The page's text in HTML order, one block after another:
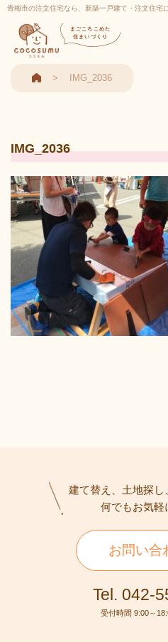
青梅市の注文住宅なら、新築一戸建て・注文住宅
実績多数
まごころこめた
住まいづくり
IMG_2036
IMG_2036
建て替え、土地探し
何でもお気軽
お問い合
Tel. 042-
受付時間 9:00～